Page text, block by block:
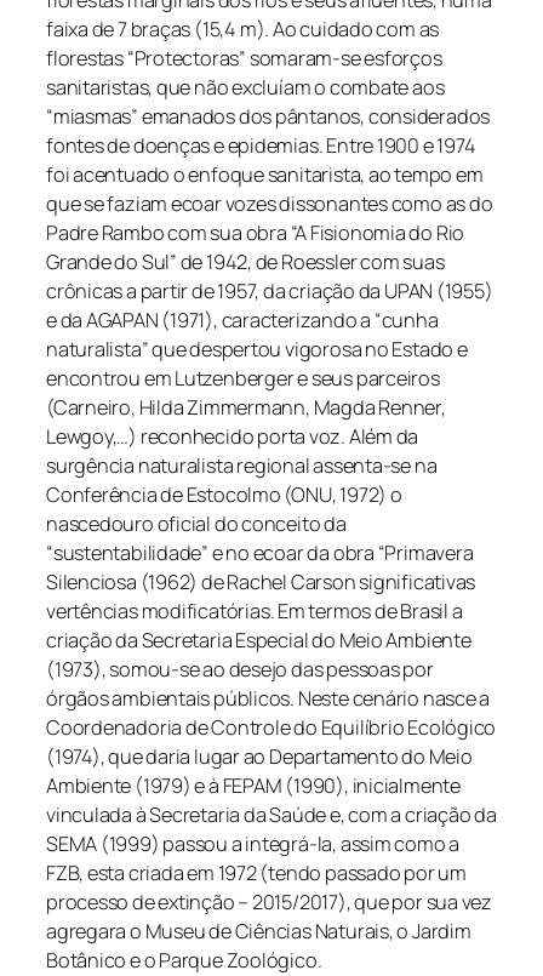
faixa de7braças (15,4 m). Ao cuidado com as
florestas “Protectoras” somaram-se esforços
sanitaristas, que não excluíam o combate aos
“miasmas” emanados dos pântanos, considerados
fontes de doenças e epidemias. Entre 1900 e 1974
foi acentuado o enfoque sanitarista, ao tempo em
que se faziam ecoar vozes dissonantes como as do
PadreRambocom sua obra “A Fisionomia do Rio
Grande do Sul” de 1942, deRoesslercom suas
crônicas a partir de 1957, da criação da UPAN (1955)
e da AGAPAN (1971), caracterizando a “cunha
naturalista” que despertou vigorosa no Estado e
encontrou emLutzenbergere seusparceiros
(Carneiro, Hilda Zimmermann, Magda Renner,
Lewgoy,…) reconhecido porta voz. Além da
surgência naturalista regional assenta-se na
Conferência de Estocolmo (ONU, 1972) o
nascedouro oficial do conceito da
“sustentabilidade” e no ecoar da obra “Primavera
Silenciosa (1962) de Rachel Carson significativas
vertênciasmodificatórias. Em termos de Brasil a
criação da Secretaria Especial do Meio Ambiente
(1973), somou-se ao desejo das pessoas por
órgãos ambientais públicos. Neste cenário nasce a
Coordenadoria de Controle do Equilíbrio Ecológico
(1974), que daria lugar ao Departamento do Meio
Ambiente (1979) e à FEPAM (1990), inicialmente
vinculada à Secretaria da Saúde e, com a criação da
SEMA (1999) passou a integrá-la, assim como a
FZB, esta criada em 1972 (tendo passado por um
processo de extinção – 2015/2017), que por sua vez
agregara o Museu de Ciências Naturais, o Jardim
Botânico e o Parque Zoológico.